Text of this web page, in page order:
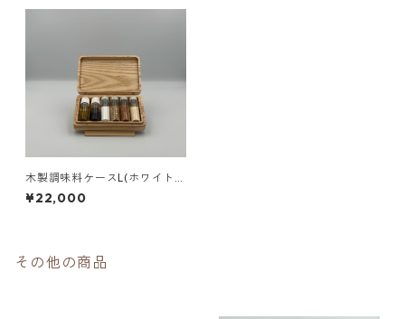
木製調味料ケースL(ホワイトア
ッシュ)
¥22,000
その他の商品